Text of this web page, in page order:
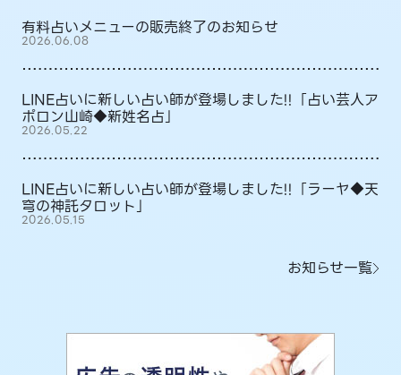
有料占いメニューの販売終了のお知らせ
2026.06.08
LINE占いに新しい占い師が登場しました!!「占い芸人ア
ポロン山崎◆新姓名占」
2026.05.22
LINE占いに新しい占い師が登場しました!!「ラーヤ◆天
穹の神託タロット」
2026.05.15
お知らせ一覧